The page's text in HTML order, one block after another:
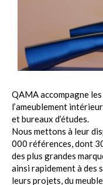
QAMA accompagne
l’ameublement
et bureaux d’études.
Nous mettons à leur
000 références, dont
des plus grandes
ainsi rapidement à des
leurs projets, du